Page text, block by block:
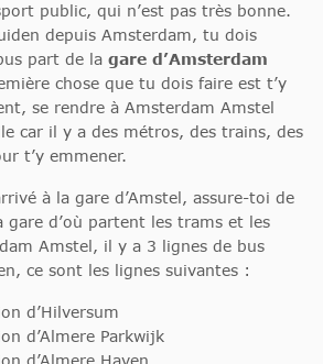
public, qui n’est pas très bonne.
depuis Amsterdam, tu dois
part de la gare d’Amsterdam
chose que tu dois faire est t’y
se rendre à Amsterdam Amstel
car il y a des métros, des trains, des
t’y emmener.
à la gare d’Amstel, assure-toi de
gare d’où partent les trams et les
Amstel, il y a 3 lignes de bus
ce sont les lignes suivantes :
d’Hilversum
d’Almere Parkwijk